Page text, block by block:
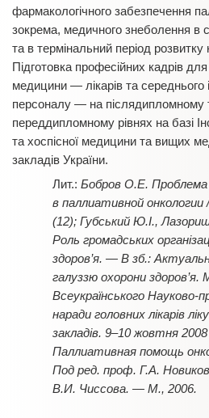
фармакологічного забезпечення
зокрема, медичного знеболення в
та в термінальний період розвитку
Підготовка професійних кадрів для
медицини — лікарів та
персоналу — на післядипломному
переддипломному рівнях на базі
та хоспісної медицини та вищих
закладів України.
Бобров О.Е. Проблема
в паллиативной
(12); Губський Ю.І.,
Роль громадських
здоров’я. — В зб.:
галуззю охорони здоров’я.
Всеукраїнського Науково-
наради головних лікарів
закладів. 9–10 жовтня
Паллиативная помощь
Под ред. проф. Г.А.
В.И. Чиссова. — М., 2006.